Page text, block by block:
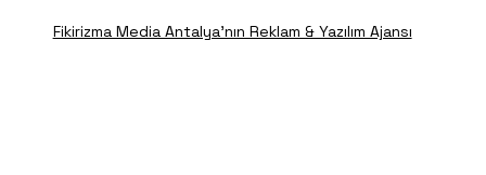
Fikirizma Media Antalya'nın Reklam & Yazılım Ajansı